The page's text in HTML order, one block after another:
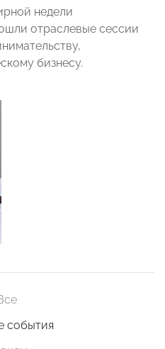
недели
отраслевые сессии
бизнесу.
события